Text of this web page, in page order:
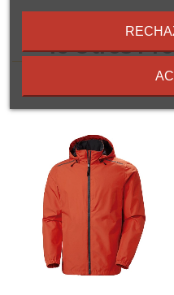
16 Otros
Misma
términos